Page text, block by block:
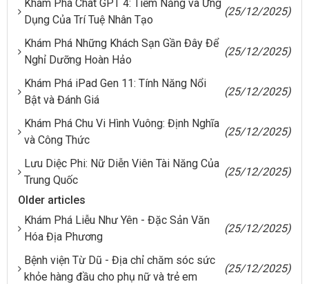
Khám Phá Chat GPT 4: Tiềm Năng và Ứng
Dụng Của Trí Tuệ Nhân Tạo
(25/12/2025)
Khám Phá Những Khách Sạn Gần Đây Để
Nghỉ Dưỡng Hoàn Hảo
(25/12/2025)
Khám Phá iPad Gen 11: Tính Năng Nổi
Bật và Đánh Giá
(25/12/2025)
Khám Phá Chu Vi Hình Vuông: Định Nghĩa
và Công Thức
(25/12/2025)
Lưu Diệc Phi: Nữ Diễn Viên Tài Năng Của
Trung Quốc
(25/12/2025)
Older articles
Khám Phá Liễu Như Yên - Đặc Sản Văn
Hóa Địa Phương
(25/12/2025)
Bệnh viện Từ Dũ - Địa chỉ chăm sóc sức
khỏe hàng đầu cho phụ nữ và trẻ em
(25/12/2025)